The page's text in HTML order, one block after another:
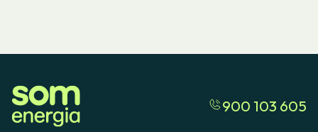
900 103 605